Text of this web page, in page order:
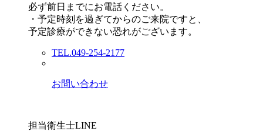
必ず前日までにお電話ください。
・予定時刻を過ぎてからのご来院ですと、
予定診療ができない恐れがございます。
TEL.049-254-2177
お問い合わせ
担当衛生士LINE